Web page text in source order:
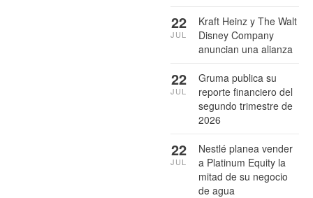
Kraft Heinz y The Walt
Disney Company
anuncian una alianza
22
JUL
Gruma publica su
reporte financiero del
segundo trimestre de
2026
22
JUL
Nestlé planea vender
a Platinum Equity la
mitad de su negocio
de agua
22
JUL